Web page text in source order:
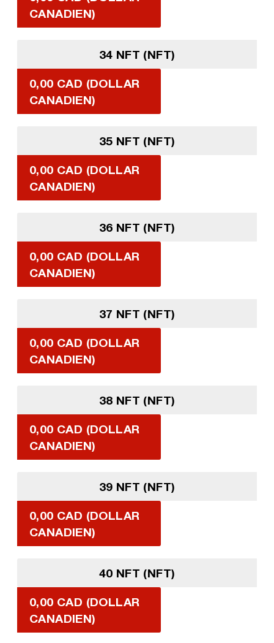
CANADIEN)
34 NFT (NFT)
0,00 CAD (DOLLAR
CANADIEN)
35 NFT (NFT)
0,00 CAD (DOLLAR
CANADIEN)
36 NFT (NFT)
0,00 CAD (DOLLAR
CANADIEN)
37 NFT (NFT)
0,00 CAD (DOLLAR
CANADIEN)
38 NFT (NFT)
0,00 CAD (DOLLAR
CANADIEN)
39 NFT (NFT)
0,00 CAD (DOLLAR
CANADIEN)
40 NFT (NFT)
0,00 CAD (DOLLAR
CANADIEN)